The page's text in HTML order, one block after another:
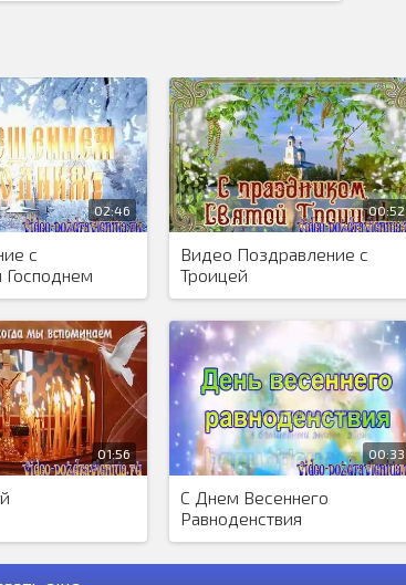
02:46
с
00:52
Видео Поздравление с
Троицей
01:56 00:33
С Днем Весеннего
Равноденствия